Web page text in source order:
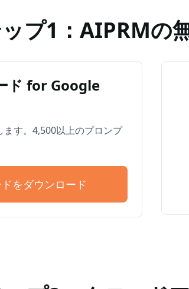
プ1：AIPRMの
ド for Google
す。4,500以上のプロンプ
をダウンロード